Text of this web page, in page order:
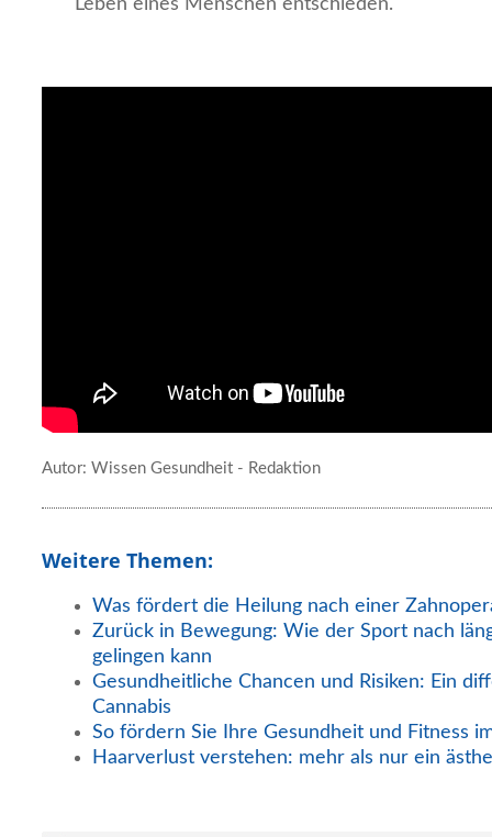
Leben eines Menschen entschieden.
Autor: Wissen Gesundheit - Redaktion
Weitere Themen:
Was fördert die Heilung nach einer
Zurück in Bewegung: Wie der Sport nach
gelingen kann
Gesundheitliche Chancen und Risiken: Ein
Cannabis
So fördern Sie Ihre Gesundheit und Fitness
Haarverlust verstehen: mehr als nur ein